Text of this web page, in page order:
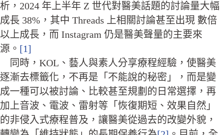
析，2024 年上半年 Z 世代對醫美話題的討論量大幅
成長 38%，其中 Threads 上相關討論甚至出現 數倍
以上成長，而 Instagram 仍是醫美聲量的主要來
源。 [1]
同時，KOL、藝人與素人分享療程經驗，使醫美
逐漸去標籤化，不再是「不能說的秘密」，而是變
成一種可以被討論、比較甚至規劃的日常選擇，再
加上音波、電波、雷射等「恢復期短、效果自然」
的非侵入式療程普及，讓醫美從過去的改變外貌，